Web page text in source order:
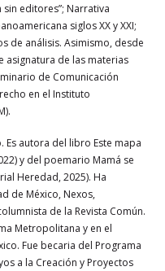
editores”; Narrativa
siglos XX y XXI;
de análisis. Asimismo, desde
asignatura de las materias
de Comunicación
en el Instituto
Es autora del libro Este mapa
y del poemario Mamá se
Heredad, 2025). Ha
de México, Nexos,
de la Revista Común.
Metropolitana y en el
Fue becaria del Programa
a la Creación y Proyectos